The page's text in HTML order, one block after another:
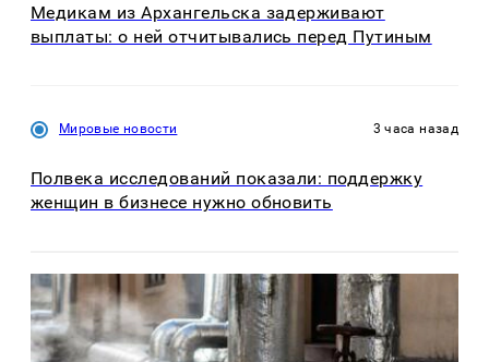
Медикам из Архангельска задерживают
выплаты: о ней отчитывались перед Путиным
Мировые новости 3 часа назад
Полвека исследований показали: поддержку
женщин в бизнесе нужно обновить